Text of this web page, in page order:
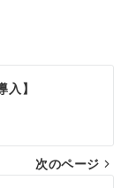
】
次のページ